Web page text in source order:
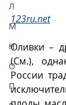
Л
М
Н
О
П
123ru.net
Оливки –
(См.),
России